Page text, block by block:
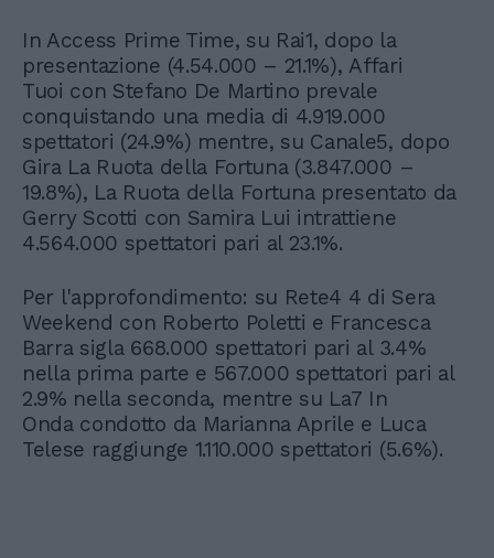
In Access Prime Time, su Rai1, dopo la
presentazione (4.54.000 – 21.1%), Affari
Tuoi con Stefano De Martino prevale
conquistando una media di 4.919.000
spettatori (24.9%) mentre, su Canale5, dopo
Gira La Ruota della Fortuna (3.847.000 –
19.8%), La Ruota della Fortuna presentato da
Gerry Scotti con Samira Lui intrattiene
4.564.000 spettatori pari al 23.1%.
Per l'approfondimento: su Rete4 4 di Sera
Weekend con Roberto Poletti e Francesca
Barra sigla 668.000 spettatori pari al 3.4%
nella prima parte e 567.000 spettatori pari al
2.9% nella seconda, mentre su La7 In
Onda condotto da Marianna Aprile e Luca
Telese raggiunge 1.110.000 spettatori (5.6%).